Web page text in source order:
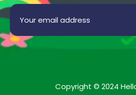
Copyright © 2024